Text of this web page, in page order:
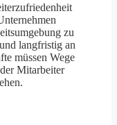
zu
langfristig an
müssen Wege
Mitarbeiter